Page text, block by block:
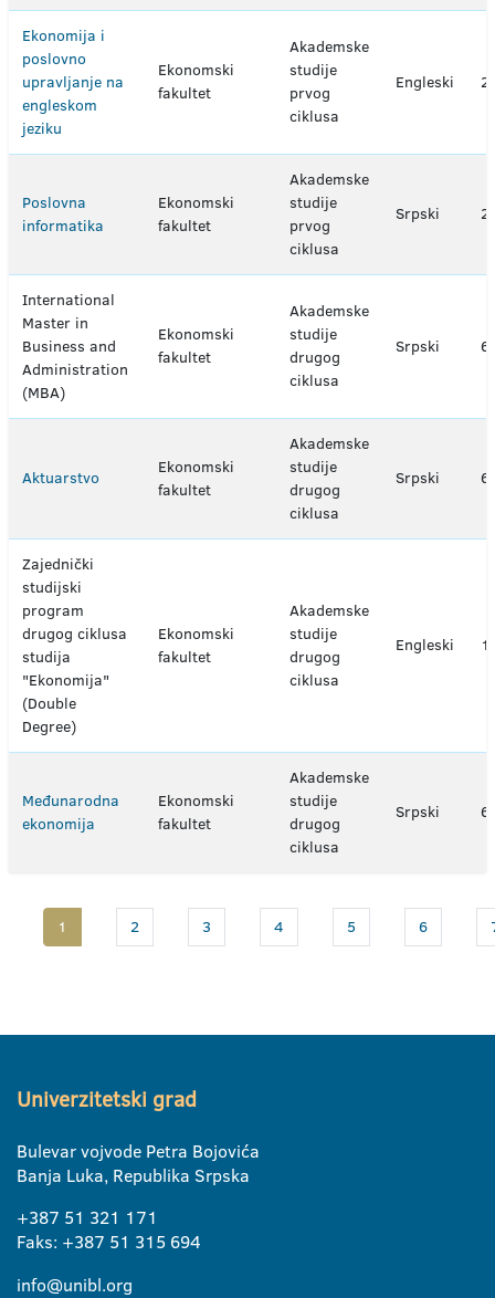
Ekonomija i
poslovno
upravljanje na
engleskom
jeziku
Ekonomski
fakultet
Akademske
studije
prvog
ciklusa
Engleski
Poslovna
informatika
Ekonomski
fakultet
Akademske
studije
prvog
ciklusa
Srpski
International
Master in
Business and
Administration
(MBA)
Ekonomski
fakultet
Akademske
studije
drugog
ciklusa
Srpski
Aktuarstvo
Ekonomski
fakultet
Akademske
studije
drugog
ciklusa
Srpski
Zajednički
studijski
program
drugog ciklusa
studija
"Ekonomija"
(Double
Degree)
Ekonomski
fakultet
Akademske
studije
drugog
ciklusa
Engleski
Međunarodna
ekonomija
Ekonomski
fakultet
Akademske
studije
drugog
ciklusa
Srpski
1 2 3 4 5 6
Univerzitetski grad
Bulevar vojvode Petra Bojovića
Banja Luka, Republika Srpska
+387 51 321 171
Faks: +387 51 315 694
info@unibl.org